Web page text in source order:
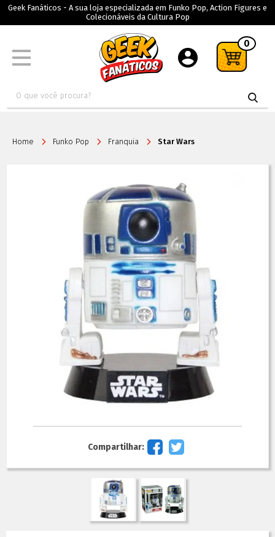
Geek Fanáticos - A sua loja especializada em Funko Pop, Action Figures e
Colecionáveis da Cultura Pop
0
Home Funko Pop Franquia Star Wars
Compartilhar: